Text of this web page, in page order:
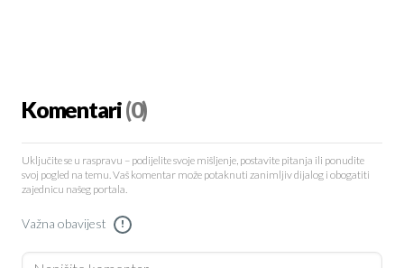
Komentari(0)
Uključite se u raspravu – podijelite svoje mišljenje, postavite pitanja ili ponudite
svoj pogled na temu. Vaš komentar može potaknuti zanimljiv dijalog i obogatiti
zajednicu našeg portala.
Važna obavijest !